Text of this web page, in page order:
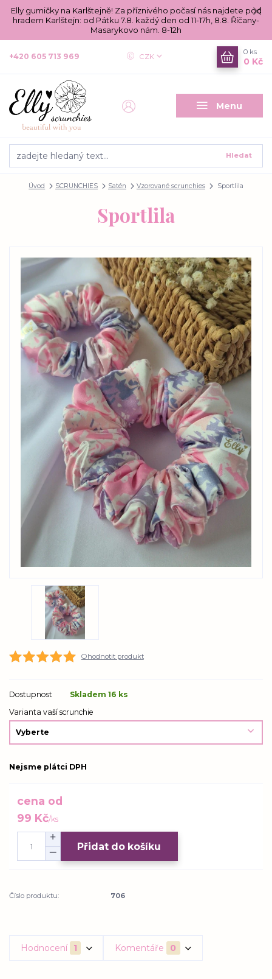
Elly gumičky na Karlštejně! Za příznivého počasí nás najdete pod
hradem Karlštejn: od Pátku 7.8. každý den od 11-17h, 8.8. Říčany-
Masarykovo nám. 8-12h
Menu
CZK
Hledat
+420 605 713 969
0 ks
0 Kč
Úvod SCRUNCHIES Satén Vzorované scrunchies Sportlila
Sportlila
Ohodnotit produkt
Dostupnost
Skladem 16 ks
Varianta vaší scrunchie
Nejsme plátci DPH
cena od
99 Kč/ks
Přidat do košíku
Číslo produktu: 706
Hodnocení 1 Komentáře 0